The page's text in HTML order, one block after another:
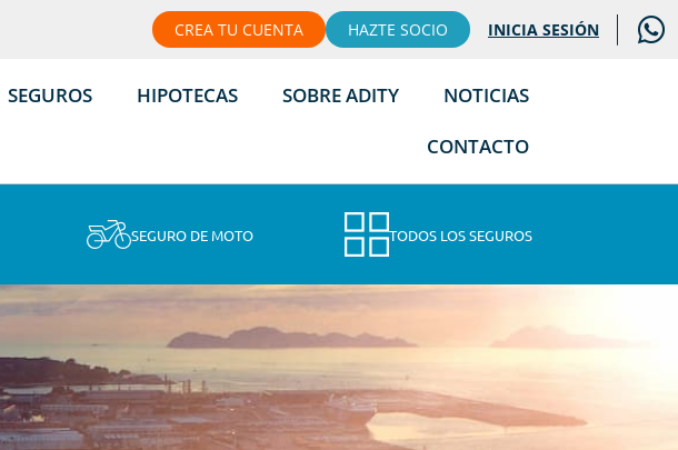
CREA TU CUENTA HAZTE SOCIO INICIA SESIÓN
SEGUROS HIPOTECAS SOBRE ADITY
NOTICIAS
CONTACTO
SEGURO DE MOTO TODOS LOS SEGUROS